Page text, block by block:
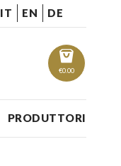
IT EN DE
€0.00
PRODUTTORI